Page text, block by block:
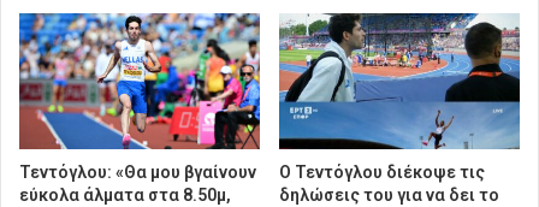
Τεντόγλου: «Θα μου βγαίνουν
εύκολα άλματα στα 8.50μ,
Ο Τεντόγλου διέκοψε τις
δηλώσεις του για να δει το